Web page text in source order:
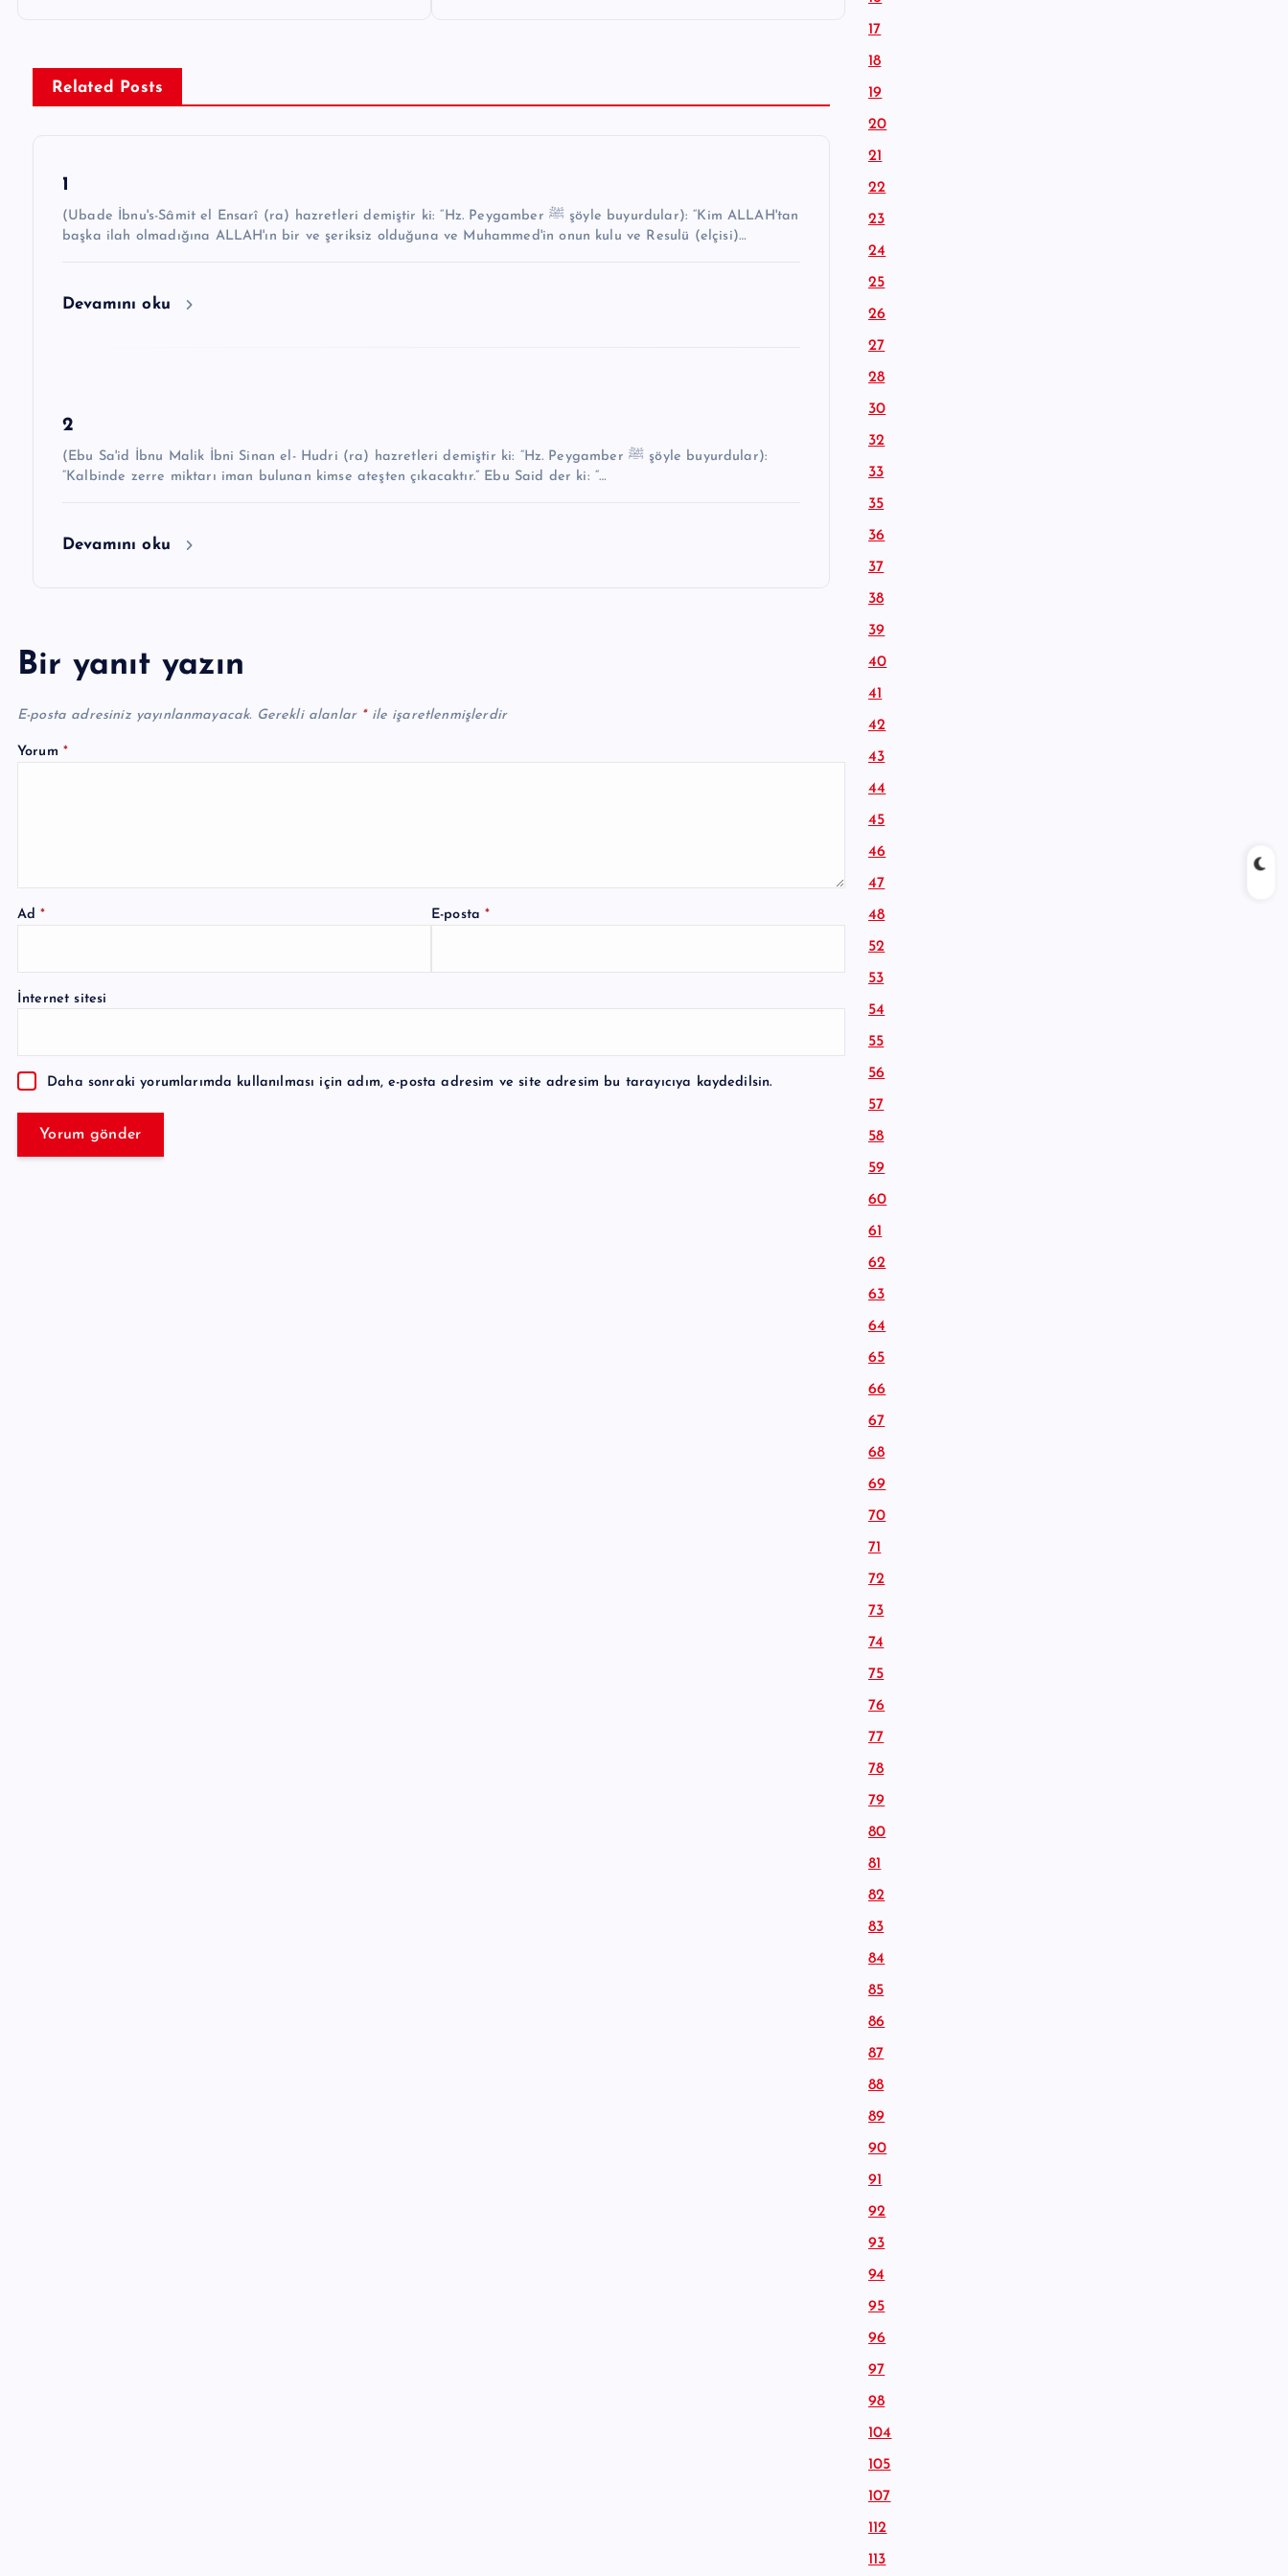
Related Posts
1
(Ubade İbnu's-Sâmit el Ensarî (ra) hazretleri demiştir ki: “Hz. Peygamber ﷺ şöyle buyurdular): “Kim ALLAH'tan
başka ilah olmadığına ALLAH'ın bir ve şeriksiz olduğuna ve Muhammed'in onun kulu ve Resulü (elçisi)…
Devamını oku
2
(Ebu Sa'id İbnu Malik İbni Sinan el- Hudri (ra) hazretleri demiştir ki: “Hz. Peygamber ﷺ şöyle buyurdular):
“Kalbinde zerre miktarı iman bulunan kimse ateşten çıkacaktır.” Ebu Said der ki: “…
Devamını oku
Bir yanıt yazın
E-posta adresiniz yayınlanmayacak. Gerekli alanlar *ile işaretlenmişlerdir
Yorum *
Ad* E-posta*
İnternet sitesi
Daha sonraki yorumlarımda kullanılması için adım, e-posta adresim ve site adresim bu tarayıcıya kaydedilsin.
t
n
a
17
18
19
20
21
22
23
24
25
26
27
28
30
32
33
35
36
37
38
39
40
41
42
43
44
45
46
47
48
52
53
54
55
56
57
58
59
60
61
62
63
64
65
66
67
68
69
70
71
72
73
74
75
76
77
78
79
80
81
82
83
84
85
86
87
88
89
90
91
92
93
94
95
96
97
98
104
105
107
112
113